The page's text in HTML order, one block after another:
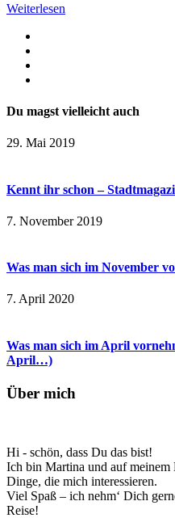
Weiterlesen
Du magst vielleicht auch
29. Mai 2019
Kennt ihr schon –
7. November 2019
Was man sich im November
7. April 2020
Was man sich im April
April…)
Über mich
Hi - schön, dass Du das bist!
Ich bin Martina und auf
Dinge, die mich interessieren.
Viel Spaß – ich nehm‘ Dich
Reise!